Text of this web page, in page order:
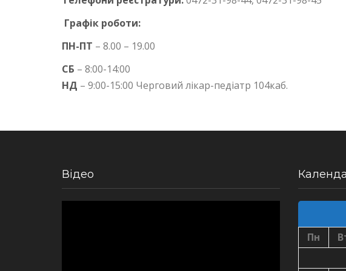
Графік роботи:
ПН-ПТ – 8.00 – 19.00
СБ – 8:00-14:00
НД – 9:00-15:00 Черговий лікар-педіатр 104каб.
Відео
Пн